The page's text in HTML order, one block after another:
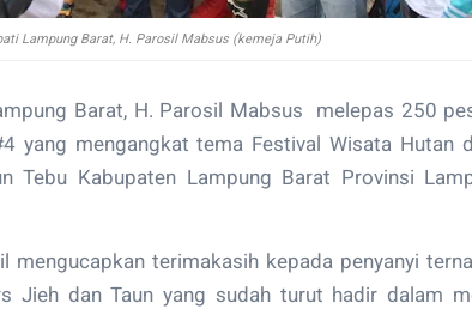
Lampung Barat, H. Parosil Mabsus (kemeja Putih)
Barat, H. Parosil Mabsus melepas 250
yang mengangkat tema Festival Wisata Hutan
Tebu Kabupaten Lampung Barat Provinsi
mengucapkan terimakasih kepada penyanyi
Jieh dan Taun yang sudah turut hadir dalam